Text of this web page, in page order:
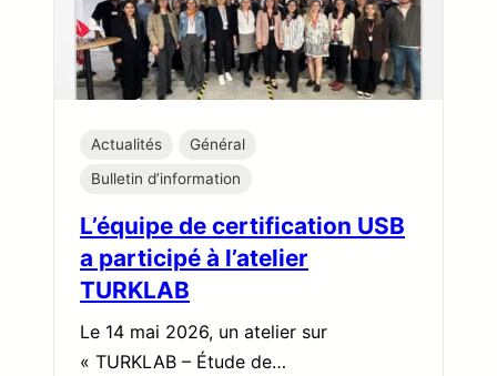
Actualités
Général
Bulletin d’information
L’équipe de certification USB
a participé à l’atelier
TURKLAB
Le 14 mai 2026, un atelier sur
« TURKLAB – Étude de…